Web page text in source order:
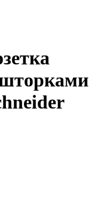
шторками